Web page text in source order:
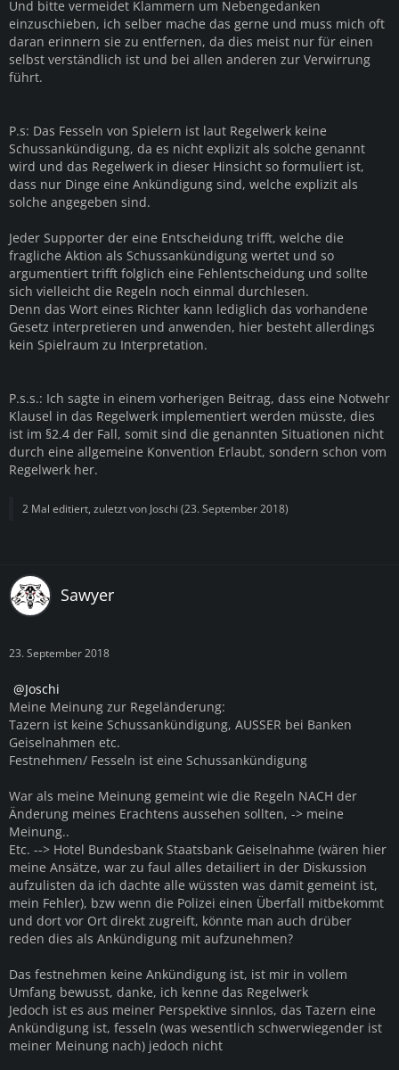
Und bitte vermeidet Klammern um Nebengedanken
einzuschieben, ich selber mache das gerne und muss mich oft
daran erinnern sie zu entfernen, da dies meist nur für einen
selbst verständlich ist und bei allen anderen zur Verwirrung
führt.
P.s: Das Fesseln von Spielern ist laut Regelwerk keine
Schussankündigung, da es nicht explizit als solche genannt
wird und das Regelwerk in dieser Hinsicht so formuliert ist,
dass nur Dinge eine Ankündigung sind, welche explizit als
solche angegeben sind.
Jeder Supporter der eine Entscheidung trifft, welche die
fragliche Aktion als Schussankündigung wertet und so
argumentiert trifft folglich eine Fehlentscheidung und sollte
sich vielleicht die Regeln noch einmal durchlesen.
Denn das Wort eines Richter kann lediglich das vorhandene
Gesetz interpretieren und anwenden, hier besteht allerdings
kein Spielraum zu Interpretation.
P.s.s.: Ich sagte in einem vorherigen Beitrag, dass eine Notwehr
Klausel in das Regelwerk implementiert werden müsste, dies
ist im §2.4 der Fall, somit sind die genannten Situationen nicht
durch eine allgemeine Konvention Erlaubt, sondern schon vom
Regelwerk her.
2 Mal editiert, zuletzt von Joschi (23. September 2018)
Sawyer
23. September 2018
Joschi
Meine Meinung zur Regeländerung:
Tazern ist keine Schussankündigung, AUSSER bei Banken
Geiselnahmen etc.
Festnehmen/ Fesseln ist eine Schussankündigung
War als meine Meinung gemeint wie die Regeln NACH der
Änderung meines Erachtens aussehen sollten, -> meine
Meinung..
Etc. --> Hotel Bundesbank Staatsbank Geiselnahme (wären hier
meine Ansätze, war zu faul alles detailiert in der Diskussion
aufzulisten da ich dachte alle wüssten was damit gemeint ist,
mein Fehler), bzw wenn die Polizei einen Überfall mitbekommt
und dort vor Ort direkt zugreift, könnte man auch drüber
reden dies als Ankündigung mit aufzunehmen?
Das festnehmen keine Ankündigung ist, ist mir in vollem
Umfang bewusst, danke, ich kenne das Regelwerk
Jedoch ist es aus meiner Perspektive sinnlos, das Tazern eine
Ankündigung ist, fesseln (was wesentlich schwerwiegender ist
meiner Meinung nach) jedoch nicht